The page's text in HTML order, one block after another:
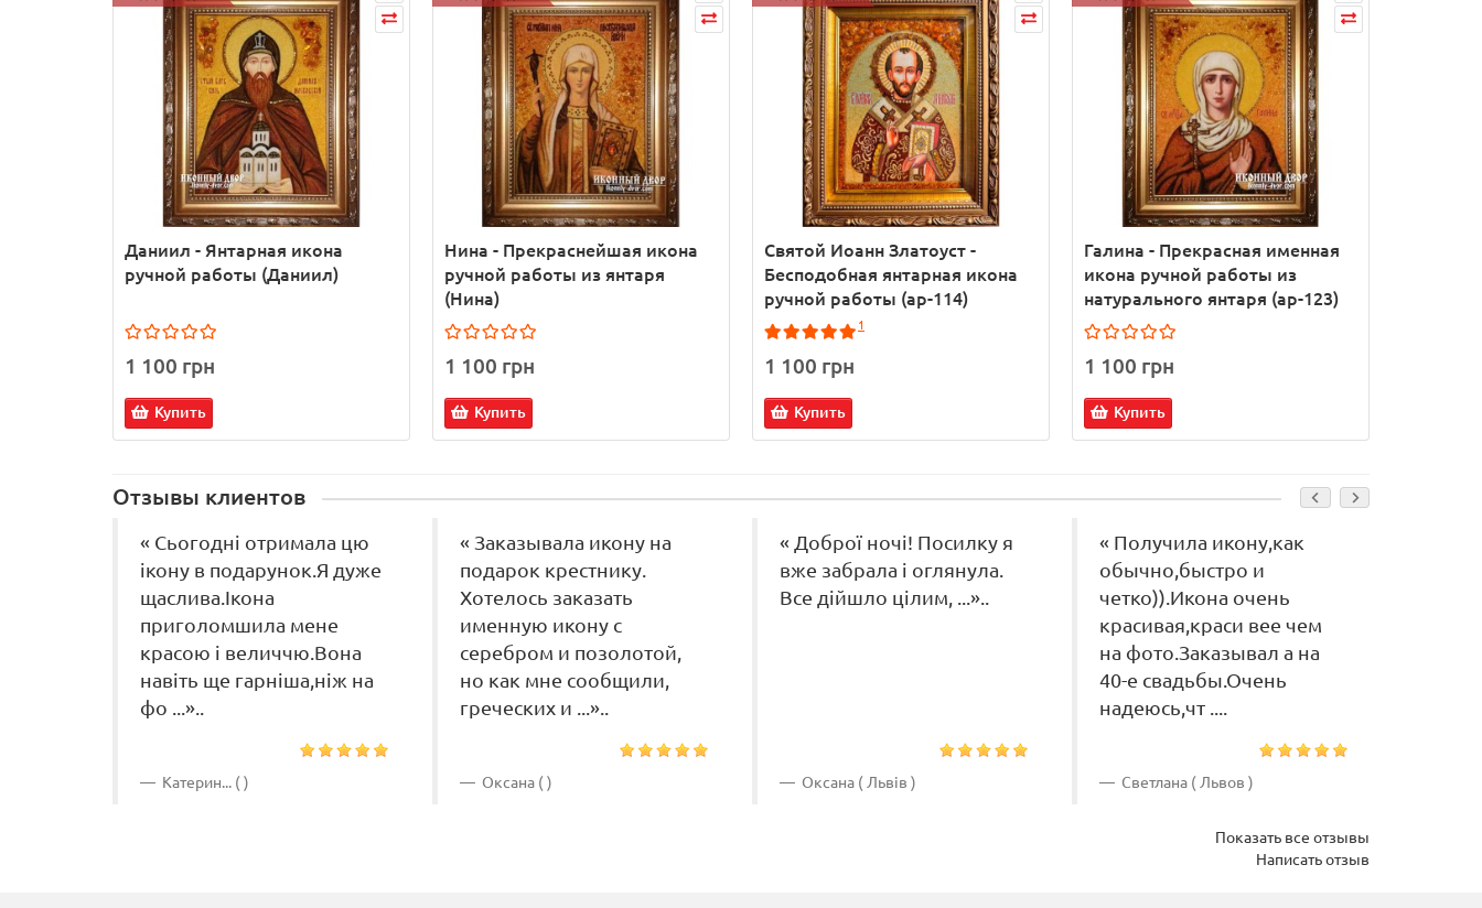
Даниил - Янтарная икона
ручной работы (Даниил)
1 100 грн
Купить
Нина - Прекраснейшая икона
ручной работы из янтаря
(Нина)
1 100 грн
Купить
Святой Иоанн Златоуст -
Бесподобная янтарная икона
ручной работы (ар-114)
1
1 100 грн
Купить
Галина - Прекрасная именная
икона ручной работы из
натурального янтаря (ар-123)
1 100 грн
Купить
Отзывы клиентов
« Сьогодні отримала цю
ікону в подарунок.Я дуже
щаслива.Ікона
приголомшила мене
красою і величчю.Вона
навіть ще гарніша,ніж на
фо ...»..
Катерин... ( )
« Заказывала икону на
подарок крестнику.
Хотелось заказать
именную икону с
серебром и позолотой,
но как мне сообщили,
греческих и ...»..
Оксана ( )
« Доброї ночі! Посилку я
вже забрала і оглянула.
Все дійшло цілим, ...»..
Оксана ( Львів )
« Получила икону,как
обычно,быстро и
четко)).Икона очень
красивая,краси вее чем
на фото.Заказывал а на
40-е свадьбы.Очень
надеюсь,чт ....
Светлана ( Львов )
Показать все отзывы
Написать отзыв